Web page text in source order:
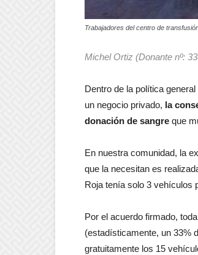
Trabajadores del centro de
Michel Ortiz (Donante nº:
Dentro de la política
un negocio privado, la
donación de sangre que
En nuestra comunidad, la
que la necesitan es
Roja tenía solo 3 vehículos
Por el acuerdo firmado,
(estadísticamente, un 33%
gratuitamente los 15